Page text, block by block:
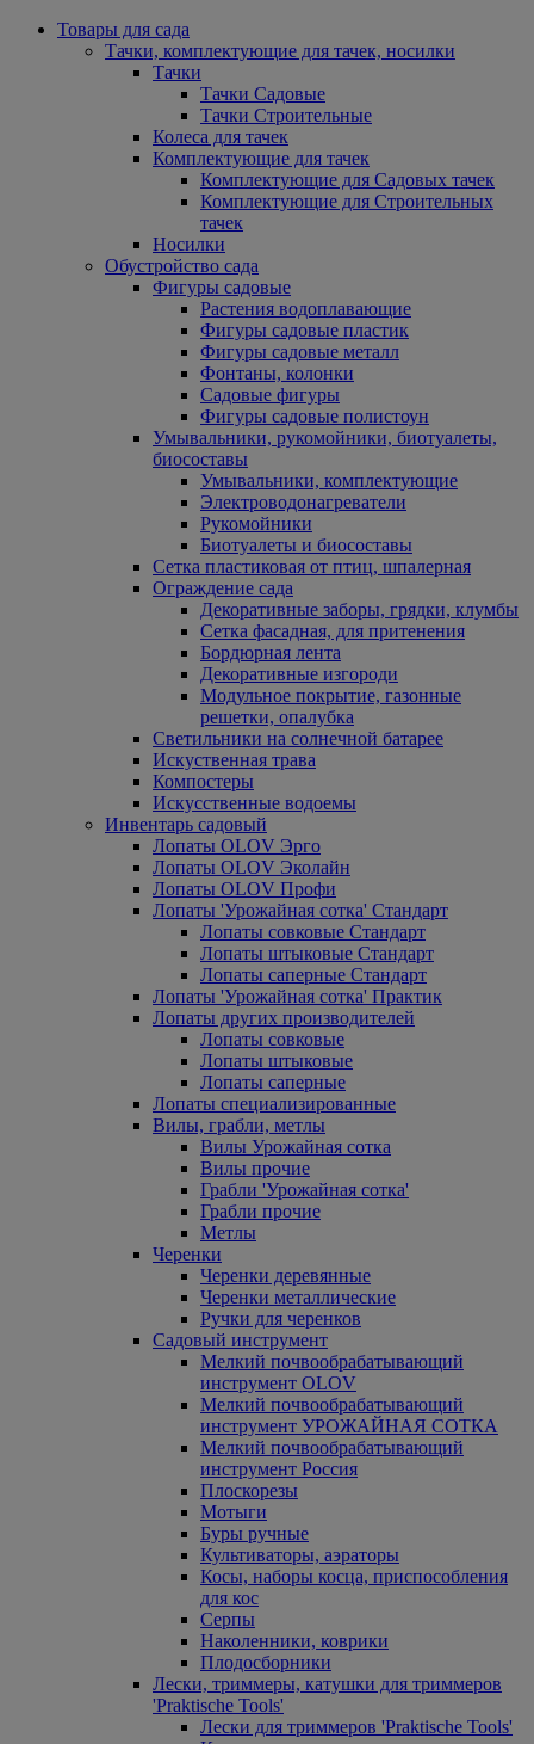
Товары для сада
Тачки, комплектующие для тачек, носилки
Тачки
Тачки Садовые
Тачки Строительные
Колеса для тачек
Комплектующие для тачек
Комплектующие для Садовых тачек
Комплектующие для Строительных
тачек
Носилки
Обустройство сада
Фигуры садовые
Растения водоплавающие
Фигуры садовые пластик
Фигуры садовые металл
Фонтаны, колонки
Садовые фигуры
Фигуры садовые полистоун
Умывальники, рукомойники, биотуалеты,
биосоставы
Умывальники, комплектующие
Электроводонагреватели
Рукомойники
Биотуалеты и биосоставы
Сетка пластиковая от птиц, шпалерная
Ограждение сада
Декоративные заборы, грядки, клумбы
Сетка фасадная, для притенения
Бордюрная лента
Декоративные изгороди
Модульное покрытие, газонные
решетки, опалубка
Светильники на солнечной батарее
Искуственная трава
Компостеры
Искусственные водоемы
Инвентарь садовый
Лопаты OLOV Эрго
Лопаты OLOV Эколайн
Лопаты OLOV Профи
Лопаты 'Урожайная сотка' Стандарт
Лопаты совковые Стандарт
Лопаты штыковые Стандарт
Лопаты саперные Стандарт
Лопаты 'Урожайная сотка' Практик
Лопаты других производителей
Лопаты совковые
Лопаты штыковые
Лопаты саперные
Лопаты специализированные
Вилы, грабли, метлы
Вилы Урожайная сотка
Вилы прочие
Грабли 'Урожайная сотка'
Грабли прочие
Метлы
Черенки
Черенки деревянные
Черенки металлические
Ручки для черенков
Садовый инструмент
Мелкий почвообрабатывающий
инструмент OLOV
Мелкий почвообрабатывающий
инструмент УРОЖАЙНАЯ СОТКА
Мелкий почвообрабатывающий
инструмент Россия
Плоскорезы
Мотыги
Буры ручные
Культиваторы, аэраторы
Косы, наборы косца, приспособления
для кос
Серпы
Наколенники, коврики
Плодосборники
Лески, триммеры, катушки для триммеров
'Praktische Tools'
Лески для триммеров 'Praktische Tools'